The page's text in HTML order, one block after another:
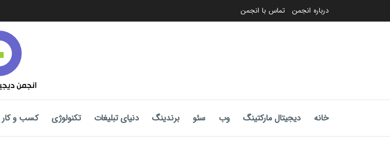
درباره انجمن تماس با انجمن
خانه دیجیتال مارکتینگ وب سئو برندینگ دنیای تبلیغات تکنولوژی کسب و کار